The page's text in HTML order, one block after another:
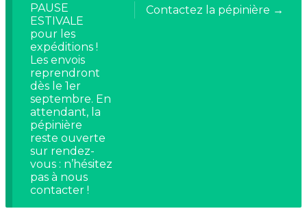
Contactez la pépinière →
PAUSE
ESTIVALE
pour les
expéditions !
Les envois
reprendront
dès le 1er
septembre. En
attendant, la
pépinière
reste ouverte
sur rendez-
vous : n’hésitez
pas à nous
contacter !